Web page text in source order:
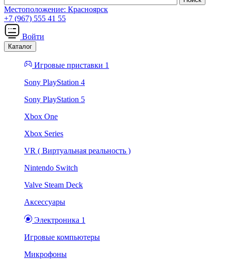
Местоположение: Красноярск
+7 (967) 555 41 55
Войти
Каталог
Игровые приставки 1
Sony PlayStation 4
Sony PlayStation 5
Xbox One
Xbox Series
VR ( Виртуальная реальность )
Nintendo Switch
Valve Steam Deck
Аксессуары
Электроника 1
Игровые компьютеры
Микрофоны